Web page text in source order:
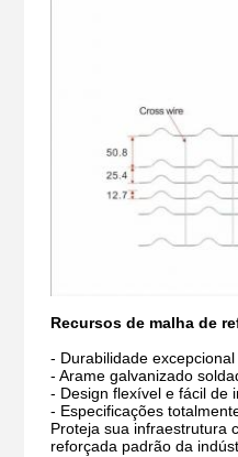
Recursos de malha de
- Durabilidade
- Arame galvanizado
- Design flexível e fácil de
- Especificações
Proteja sua infraestrutura
reforçada padrão da